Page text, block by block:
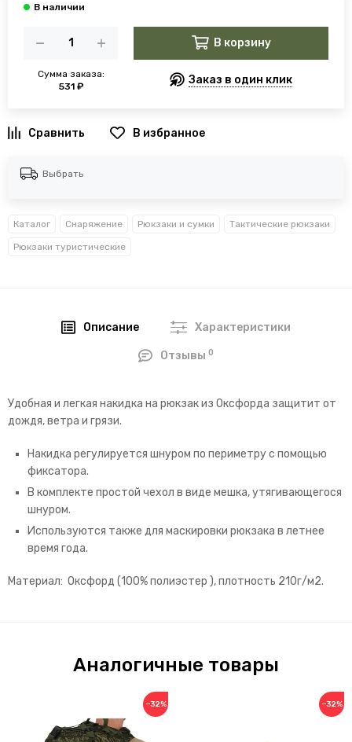
Сумма заказа:
531 ₽
В корзину
Заказ в один клик
В избранное
Выбрать
Каталог Снаряжение Рюкзаки и сумки Тактические рюкзаки
Рюкзаки туристические
Описание Характеристики
Отзывы0
Удобная и легкая накидка на рюкзак из Оксфорда защитит от
дождя, ветра и грязи.
Накидка регулируется шнуром по периметру с помощью
фиксатора.
В комплекте простой чехол в виде мешка, утягивающегося
шнуром.
Используются также для маскировки рюкзака в летнее
время года.
Материал: Оксфорд (100% полиэстер ), плотность 210г/м2.
Аналогичные товары
−32% −32%